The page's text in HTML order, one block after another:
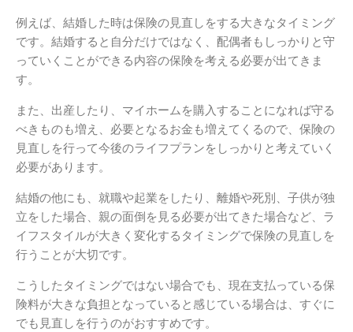
例えば、結婚した時は保険の見直しをする大きなタイミング
です。結婚すると自分だけではなく、配偶者もしっかりと守
っていくことができる内容の保険を考える必要が出てきま
す。
また、出産したり、マイホームを購入することになれば守る
べきものも増え、必要となるお金も増えてくるので、保険の
見直しを行って今後のライフプランをしっかりと考えていく
必要があります。
結婚の他にも、就職や起業をしたり、離婚や死別、子供が独
立をした場合、親の面倒を見る必要が出てきた場合など、ラ
イフスタイルが大きく変化するタイミングで保険の見直しを
行うことが大切です。
こうしたタイミングではない場合でも、現在支払っている保
険料が大きな負担となっていると感じている場合は、すぐに
でも見直しを行うのがおすすめです。